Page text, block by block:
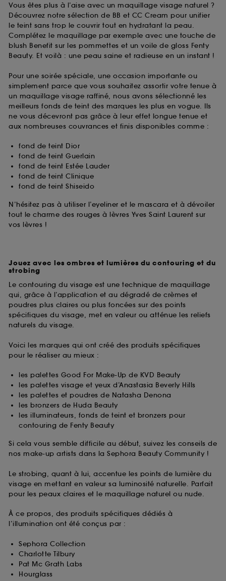
Vous êtes plus à l’aise avec un maquillage visage naturel ?
Découvrez notre sélection de BB et CC Cream pour unifier
le teint sans trop le couvrir tout en hydratant la peau.
Complétez le maquillage par exemple avec une touche de
blush Benefit sur les pommettes et un voile de gloss Fenty
Beauty. Et voilà : une peau saine et radieuse en un instant !
Pour une soirée spéciale, une occasion importante ou
simplement parce que vous souhaitez assortir votre tenue à
un maquillage visage raffiné, nous avons sélectionné les
meilleurs fonds de teint des marques les plus en vogue. Ils
ne vous décevront pas grâce à leur effet longue tenue et
aux nombreuses couvrances et finis disponibles comme :
fond de teint Dior
fond de teint Guerlain
fond de teint Estée Lauder
fond de teint Clinique
fond de teint Shiseido
N’hésitez pas à utiliser l’eyeliner et le mascara et à dévoiler
tout le charme des rouges à lèvres Yves Saint Laurent sur
vos lèvres !
Jouez avec les ombres et lumières du contouring et du
strobing
Le contouring du visage est une technique de maquillage
qui, grâce à l’application et au dégradé de crèmes et
poudres plus claires ou plus foncées sur des points
spécifiques du visage, met en valeur ou atténue les reliefs
naturels du visage.
Voici les marques qui ont créé des produits spécifiques
pour le réaliser au mieux :
les palettes Good For Make-Up de KVD Beauty
les palettes visage et yeux d’Anastasia Beverly Hills
les palettes et poudres de Natasha Denona
les bronzers de Huda Beauty
les illuminateurs, fonds de teint et bronzers pour
contouring de Fenty Beauty
Si cela vous semble difficile au début, suivez les conseils de
nos make-up artists dans la Sephora Beauty Community !
Le strobing, quant à lui, accentue les points de lumière du
visage en mettant en valeur sa luminosité naturelle. Parfait
pour les peaux claires et le maquillage naturel ou nude.
À ce propos, des produits spécifiques dédiés à
l’illumination ont été conçus par :
Sephora Collection
Charlotte Tilbury
Pat Mc Grath Labs
Hourglass